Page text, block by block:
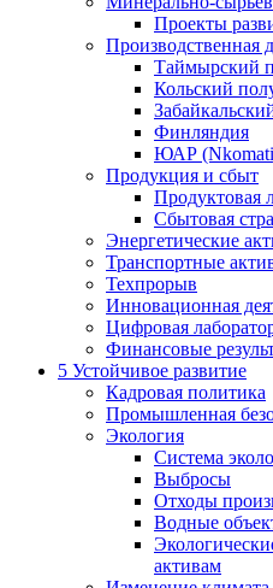
Проекты
Производственная
Таймырский
Кольский
Финляндия
ЮАР
Продукция и сбыт
Продуктовая
Сбытовая
Энергетические
Транспортные
Техпрорыв
Инновационная
Цифровая
Финансовые
5 Устойчивое развитие
Кадровая политика
Промышленная
Экология
Система
Выбросы
Отходы
Водные
активам